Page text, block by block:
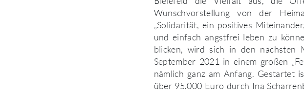
Wunschvorstellung von der
„Solidarität, ein positives
und einfach angstfrei leben zu
blicken, wird sich in den nächsten
September 2021 in einem großen
nämlich ganz am Anfang. Gestartet
über 95.000 Euro durch Ina